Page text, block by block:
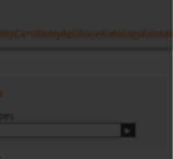
CertifikátyAplikaceKatalogy